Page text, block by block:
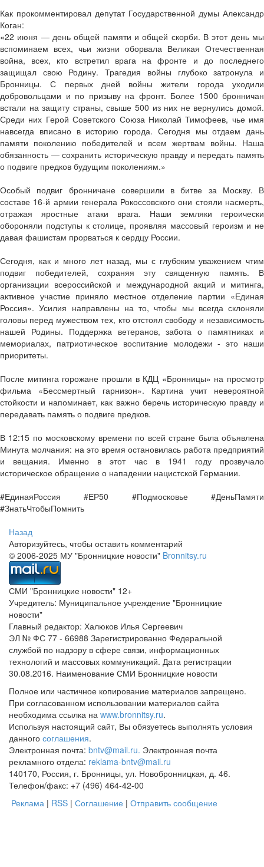
Как прокомментировал депутат Государственной думы Александр
Коган:
«22 июня — день общей памяти и общей скорби. В этот день мы
вспоминаем всех, чьи жизни оборвала Великая Отечественная
война, всех, кто встретил врага на фронте и до последнего
защищал свою Родину. Трагедия войны глубоко затронула и
Бронницы. С первых дней войны жители города уходили
добровольцами и по призыву на фронт. Более 1500 бронничан
встали на защиту страны, свыше 500 из них не вернулись домой.
Среди них Герой Советского Союза Николай Тимофеев, чье имя
навсегда вписано в историю города. Сегодня мы отдаем дань
памяти поколению победителей и всем жертвам войны. Наша
обязанность — сохранить историческую правду и передать память
о подвиге предков будущим поколениям.»
Особый подвиг бронничане совершили в битве за Москву. В
составе 16-й армии генерала Рокоссовского они стояли насмерть,
отражая яростные атаки врага. Наши земляки героически
обороняли подступы к столице, проявляя массовый героизм и не
давая фашистам прорваться к сердцу России.
Сегодня, как и много лет назад, мы с глубоким уважением чтим
подвиг победителей, сохраняя эту священную память. В
организации всероссийской и международной акций и митинга,
активное участие приняло местное отделение партии «Единая
Россия». Усилия направлены на то, чтобы мы всегда склоняли
головы перед мужеством тех, кто отстоял свободу и независимость
нашей Родины. Поддержка ветеранов, забота о памятниках и
мемориалах, патриотическое воспитание молодежи - это наши
приоритеты.
После митинга горожане прошли в КДЦ «Бронницы» на просмотр
фильма «Бессмертный гарнизон». Картина учит невероятной
стойкости и напоминает, как важно беречь историческую правду и
передавать память о подвиге предков.
В 12:15 по московскому времени по всей стране была объявлена
Минута молчания: на это время остановилась работа предприятий
и вещания. Именно в этот час в 1941 году прозвучало
историческое обращение о нападении нацистской Германии.
#ЕдинаяРоссия #ЕР50 #Подмосковье #ДеньПамяти
#ЗнатьЧтобыПомнить
Назад
Авторизуйтесь, чтобы оставить комментарий
© 2006-2025 МУ "Бронницкие новости" Bronnitsy.ru
СМИ "Бронницкие новости" 12+
Учредитель: Муниципальное учреждение "Бронницкие
новости"
Главный редактор: Халюков Илья Сергеевич
ЭЛ № ФС 77 - 66988 Зарегистрированно Федеральной
службой по надзору в сфере связи, информационных
технологий и массовых коммуникаций. Дата регистрации
30.08.2016. Наименование СМИ Бронницкие новости
Полное или частичное копирование материалов запрещено.
При согласованном использовании материалов сайта
необходима ссылка на www.bronnitsy.ru.
Используя настоящий сайт, Вы обязуетесь выполнять условия
данного соглашения.
Электронная почта: bntv@mail.ru. Электронная почта
рекламного отдела: reklama-bntv@mail.ru
140170, Россия, г. Бронницы, ул. Новобронницкая, д. 46.
Телефон/факс: +7 (496) 464-42-00
Реклама | RSS | Соглашение | Отправить сообщение